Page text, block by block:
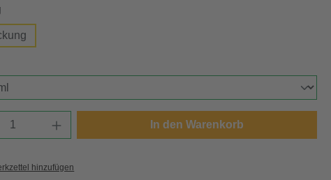
Anzahl: Gib den gewünschten Wert ein
In den Warenkorb
hinzufügen